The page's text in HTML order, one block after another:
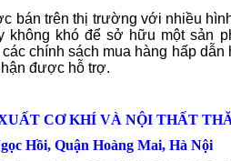
bán trên thị trường với nhiều
không khó để sở hữu một sản
chính sách mua hàng hấp dẫn
được hỗ trợ.
CƠ KHÍ VÀ NỘI THẤT
Hồi, Quận Hoàng Mai, Hà Nội